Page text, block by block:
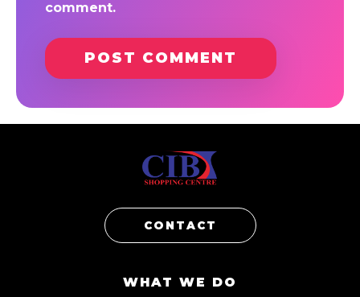
comment.
CONTACT
WHAT WE DO